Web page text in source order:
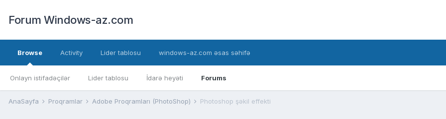
Forum Windows-az.com
Browse
Onlayn istifadəçilər Lider tablosu İdarə heyəti Forums
Activity Lider tablosu windows-az.com əsas səhifə
AnaSayfa Proqramlar Adobe Proqramları (PhotoShop) Photoshop şəkil effekti